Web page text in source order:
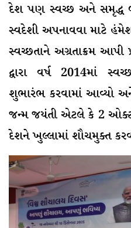
દેશ પણ સ્વચ્છ અને સમૃદ્ધ
સ્વદેશી અપનાવવા માટે
સ્વચ્છતાને અગ્રતાક્રમ આપી
દ્વારા વર્ષ 2014માં
શુભારંભ કરવામાં આવ્યો
જન્મ જયંતી એટલે કે 2
દેશને ખુલ્લામાં શૌચમુક્ત